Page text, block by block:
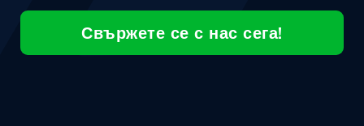
Свържете се с нас сега!